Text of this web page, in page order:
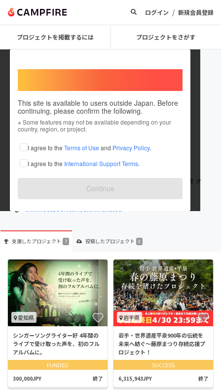
ログイン / 新規会員登録
プロジェクトを掲載するには プロジェクトをさがす
This site is available to users outside Japan. Before
continuing, please confirm the following.
※ Some features may not be available depending on your
country, region, or project.
I agree to the Terms of Use and Privacy Policy.
I agree to the International Support Terms.
Continue
Akimine Katou
出身国：日本 出身地：愛知県
全国一ノ宮巡拝 古本収集（明治～昭和初期） 兵法実践者 EM実践者 オ
ールドカメラ 日本沖縄政策研究フォーラム会員 日本第一党党員
www.facebook.com/akimine.katou
支援したプロジェクト 7 投稿したプロジェクト 0
愛知県
シンガーソングライター好 4年間の
ライブで受け取った声を、初のフル
アルバムに。
FUNDED
300,000JPY 終了
岩手県
岩手・世界遺産平泉900年の伝統を
未来へ紡ぐ〜藤原まつり存続応援プ
ロジェクト！
SUCCESS
6,315,943JPY 終了